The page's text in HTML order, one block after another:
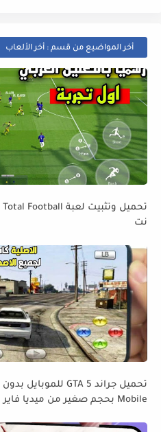
أخر المواضيع من قسم : أخر الألعاب
نت
Mobile بحجم صغير من ميديا فاير